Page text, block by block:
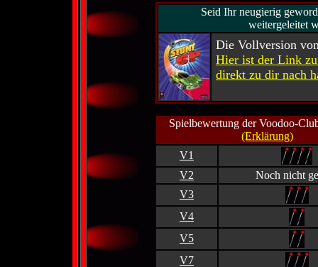
Seid Ihr neugierig
weitergeleitet
Die Vollversion
Hier ist der Link
direkt zu dir nach
Spielbewertung der Voodoo-
(Erklärung)
V1
V2
Noch nicht
V3
V4
V5
V7